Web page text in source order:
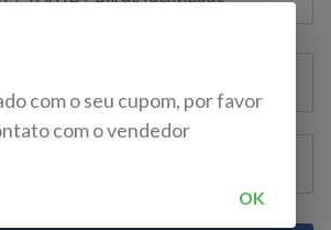
com o seu cupom, por favor
com o vendedor
OK